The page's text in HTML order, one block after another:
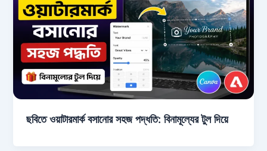
ছবিতে ওয়াটারমার্ক বসানোর সহজ পদ্ধতি: বিনামূল্যের টুল দিয়ে